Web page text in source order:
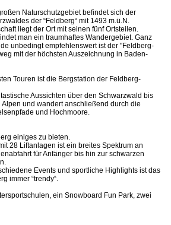
Naturschutzgebiet befindet sich der
der “Feldberg“ mit 1493 m.ü.N.
liegt der Ort mit seinen fünf Ortsteilen.
man ein traumhaftes Wandergebiet. Ganz
unbedingt empfehlenswert ist der "Feldberg-
mit der höchsten Auszeichnung in Baden-
Touren ist die Bergstation der Feldberg-
Aussichten über den Schwarzwald bis
und wandert anschließend durch die
und Hochmoore.
einiges zu bieten.
28 Liftanlagen ist ein breites Spektrum an
für Anfänger bis hin zur schwarzen
Events und sportliche Highlights ist das
immer “trendy“.
ein Snowboard Fun Park, zwei